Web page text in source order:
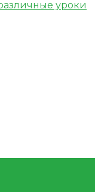
уроки